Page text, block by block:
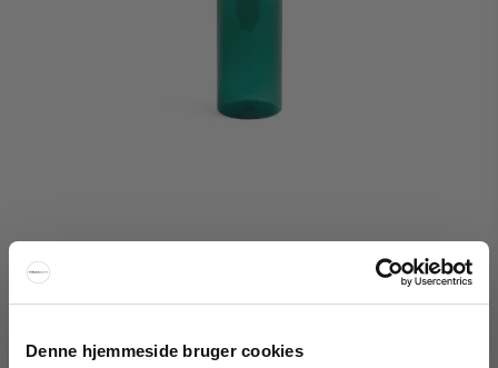
Denne hjemmeside bruger cookies
HAY Miz vannflaske Vannflaske (0,72 L)